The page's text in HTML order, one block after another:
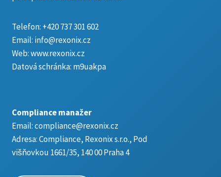
Telefon: +420 737 301 602
Email: info@rexonix.cz
Web:www.rexonix.cz
Datová schránka: m9uakpa
Compliance manažer
Email:compliance@rexonix.cz
Adresa:Compliance, Rexonix s.r.o., Pod
višňovkou 1661/35, 140 00 Praha 4